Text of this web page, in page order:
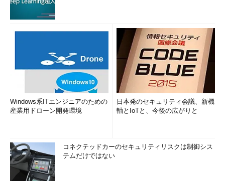
Windows系ITエンジニアのための
産業用ドローン開発環境
日本発のセキュリティ会議、新機
軸とIoTと、今後の広がりと
コネクテッドカーのセキュリティリスクは制御シス
テムだけではない